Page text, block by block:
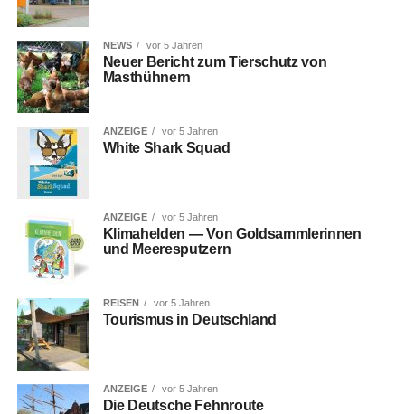
NEWS vor 5 Jahren
Neu­er Bericht zum Tier­schutz von
Masthühnern
ANZEIGE vor 5 Jahren
White Shark Squad
ANZEIGE vor 5 Jahren
Kli­ma­hel­den — Von Gold­samm­le­rin­nen
und Meeresputzern
REISEN vor 5 Jahren
Tou­ris­mus in Deutschland
ANZEIGE vor 5 Jahren
Die Deut­sche Fehnroute